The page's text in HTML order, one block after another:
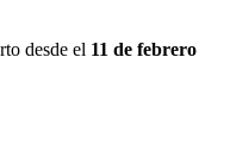
desde el 11 de febrero